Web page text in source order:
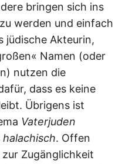
bringen sich ins
werden und einfach
jüdische Akteurin,
Namen (oder
nutzen die
dass es keine
Übrigens ist
Vaterjuden
halachisch. Offen
Zugänglichkeit